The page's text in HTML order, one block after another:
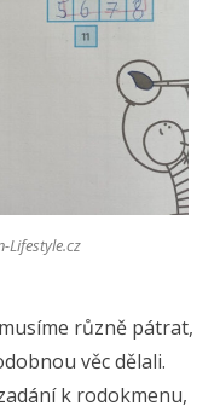
Lifestyle.cz
různě pátrat,
věc dělali.
k rodokmenu,